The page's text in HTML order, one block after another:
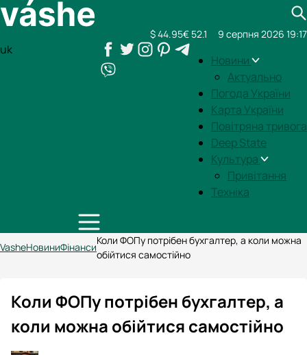
uk
Новини
Актуально
Погода України
Карта України
Повітряна тривога
Deep State
Культура
Привітання
Техніка
$ 44.95€ 52.1 9 серпня 2026 19:17
VasheНовиниФінанси
Коли ФОПу потрібен бухгалтер, а коли можна
обійтися самостійно
Коли ФОПу потрібен бухгалтер, а
коли можна обійтися самостійно